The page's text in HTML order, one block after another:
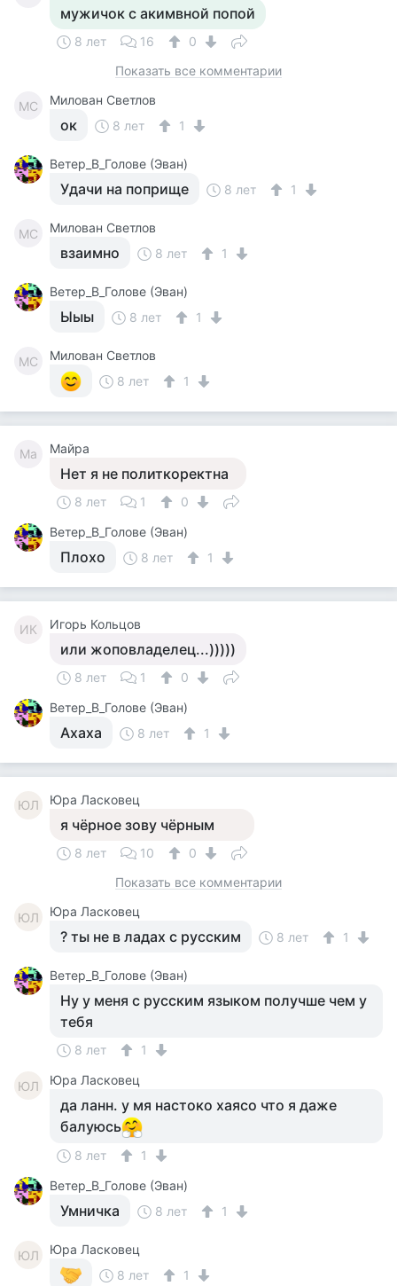
мужичок с акимвной попой
8 лет 16
0
Показать все комментарии
МС Милован Светлов
ок 8 лет 1
Ветер_В_Голове (Эван)
Удачи на поприще 8 лет 1
МС Милован Светлов
взаимно 8 лет 1
Ветер_В_Голове (Эван)
Ыыы 8 лет 1
МС
Милован Светлов
8 лет
1
Ма Майра
Нет я не политкоректна
8 лет 1
0
Ветер_В_Голове (Эван)
Плохо 8 лет 1
ИК Игорь Кольцов
или жоповладелец...)))))
8 лет 1
0
Ветер_В_Голове (Эван)
Ахаха 8 лет 1
ЮЛ Юра Ласковец
я чёрное зову чёрным
8 лет 10
0
Показать все комментарии
ЮЛ Юра Ласковец
? ты не в ладах с русским 8 лет 1
Ветер_В_Голове (Эван)
Ну у меня с русским языком получше чем у
тебя
8 лет 1
ЮЛ Юра Ласковец
да ланн. у мя настоко хаясо что я даже
балуюсь
8 лет
1
Ветер_В_Голове (Эван)
Умничка 8 лет 1
ЮЛ
Юра Ласковец
8 лет
1